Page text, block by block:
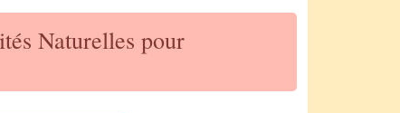
Naturelles pour